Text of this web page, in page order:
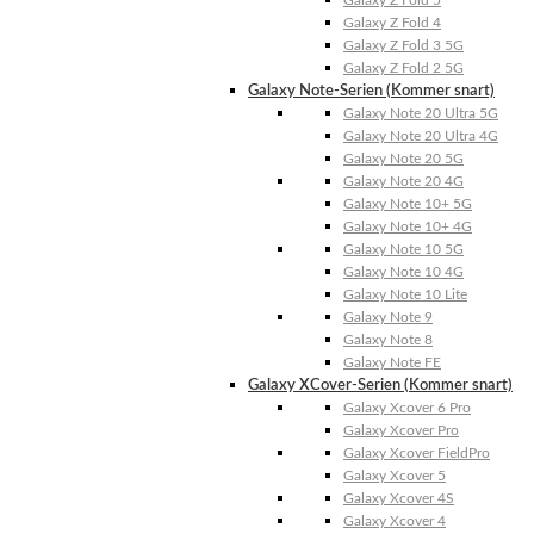
Galaxy Z Fold 4
Galaxy Z Fold 3 5G
Galaxy Z Fold 2 5G
Galaxy Note-Serien (Kommer snart)
Galaxy Note 20 Ultra 5G
Galaxy Note 20 Ultra 4G
Galaxy Note 20 5G
Galaxy Note 20 4G
Galaxy Note 10+ 5G
Galaxy Note 10+ 4G
Galaxy Note 10 5G
Galaxy Note 10 4G
Galaxy Note 10 Lite
Galaxy Note 9
Galaxy Note 8
Galaxy Note FE
Galaxy XCover-Serien (Kommer snart)
Galaxy Xcover 6 Pro
Galaxy Xcover Pro
Galaxy Xcover FieldPro
Galaxy Xcover 5
Galaxy Xcover 4S
Galaxy Xcover 4